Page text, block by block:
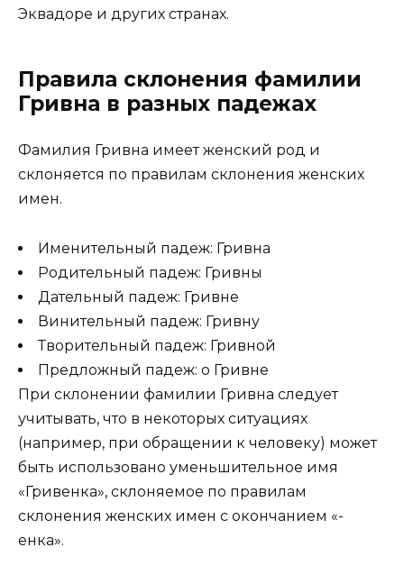
Эквадоре и других странах.
Правила склонения фамилии
Гривна в разных падежах
Фамилия Гривна имеет женский род и
склоняется по правилам склонения женских
имен.
Именительный падеж: Гривна
Родительный падеж: Гривны
Дательный падеж: Гривне
Винительный падеж: Гривну
Творительный падеж: Гривной
Предложный падеж: о Гривне
При склонении фамилии Гривна следует
учитывать, что в некоторых ситуациях
(например, при обращении к человеку) может
быть использовано уменьшительное имя
«Гривенка», склоняемое по правилам
склонения женских имен с окончанием «-
енка».